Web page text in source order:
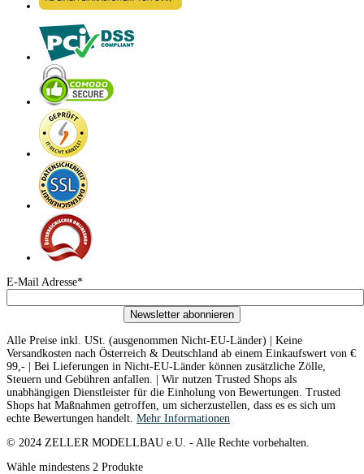
E-Mail Adresse*
Newsletter abonnieren
Alle Preise inkl. USt. (ausgenommen Nicht-EU-Länder) | Keine
Versandkosten nach Österreich & Deutschland ab einem Einkaufswert von €
99,- | Bei Lieferungen in Nicht-EU-Länder können zusätzliche Zölle,
Steuern und Gebühren anfallen. | Wir nutzen Trusted Shops als
unabhängigen Dienstleister für die Einholung von Bewertungen. Trusted
Shops hat Maßnahmen getroffen, um sicherzustellen, dass es es sich um
echte Bewertungen handelt. Mehr Informationen
© 2024 ZELLER MODELLBAU e.U. - Alle Rechte vorbehalten.
Wähle mindestens 2 Produkte